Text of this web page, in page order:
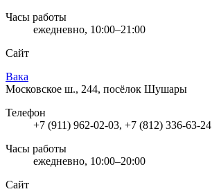
Часы работы
ежедневно, 10:00–21:00
Сайт
Вака
Московское ш., 244, посёлок Шушары
Телефон
+7 (911) 962-02-03, +7 (812) 336-63-24
Часы работы
ежедневно, 10:00–20:00
Сайт